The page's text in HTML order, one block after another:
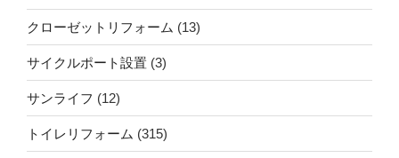
クローゼットリフォーム (13)
サイクルポート設置 (3)
サンライフ (12)
トイレリフォーム (315)